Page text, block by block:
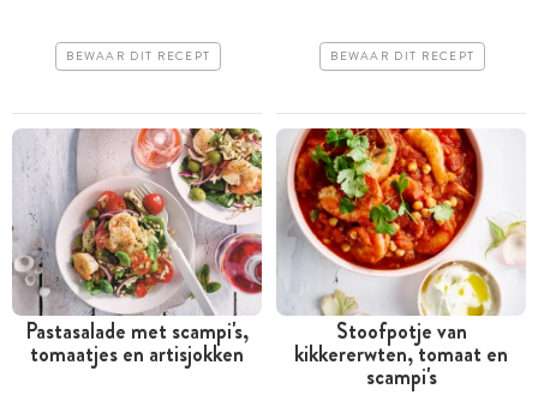
BEWAAR DIT RECEPT BEWAAR DIT RECEPT
Pastasalade met scampi's,
tomaatjes en artisjokken
Stoofpotje van
kikkererwten, tomaat en
scampi's